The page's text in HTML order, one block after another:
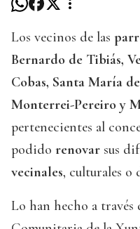
Los vecinos de las
Bernardo de Tibiás,
Cobas, Santa María
Monterrei-Pereiro y
pertenecientes al
podido renovar sus
vecinales, culturales o
Lo han hecho a través